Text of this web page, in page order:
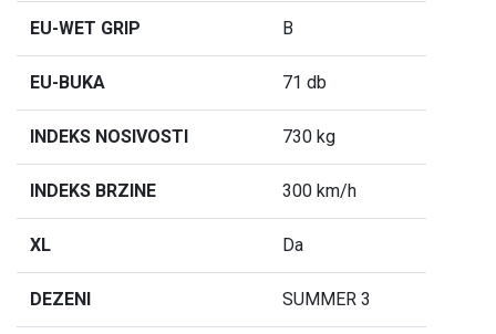
EU-WET GRIP B
EU-BUKA 71 db
INDEKS NOSIVOSTI 730 kg
INDEKS BRZINE 300 km/h
XL Da
DEZENI SUMMER 3